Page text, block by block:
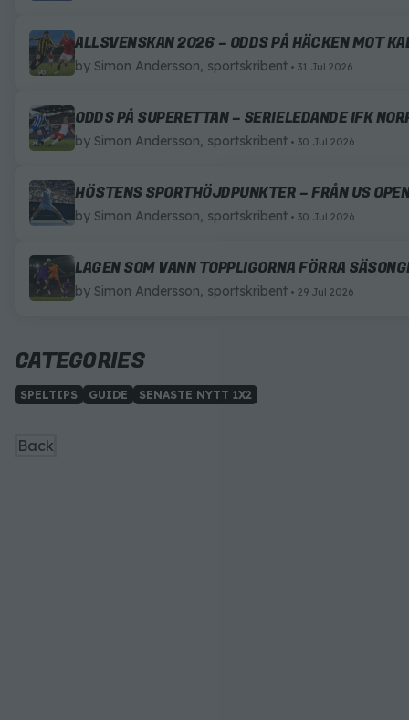
ALLSVENSKAN 2026 – ODDS PÅ HÄCKEN MOT
by Simon Andersson, sportskribent 31 Jul 2026
ODDS PÅ SUPERETTAN – SERIELEDANDE IFK
by Simon Andersson, sportskribent 30 Jul 2026
HÖSTENS SPORTHÖJDPUNKTER – FRÅN US
by Simon Andersson, sportskribent 30 Jul 2026
LAGEN SOM VANN TOPPLIGORNA FÖRRA
by Simon Andersson, sportskribent 29 Jul 2026
CATEGORIES
SPELTIPS GUIDE SENASTE NYTT 1X2
Back